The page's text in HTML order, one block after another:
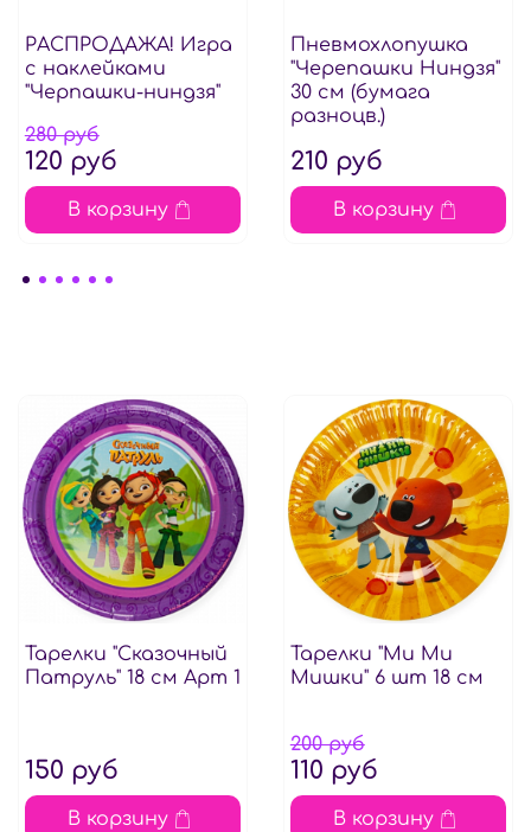
РАСПРОДАЖА! Игра
с наклейками
"Черпашки-ниндзя"
280 руб
120 руб
В корзину
Пневмохлопушка
"Черепашки Ниндзя"
30 см (бумага
разноцв.)
210 руб
В корзину
Тарелки "Сказочный
Патруль" 18 см Арт 1
150 руб
В корзину
Тарелки "Ми Ми
Мишки" 6 шт 18 см
200 руб
110 руб
В корзину